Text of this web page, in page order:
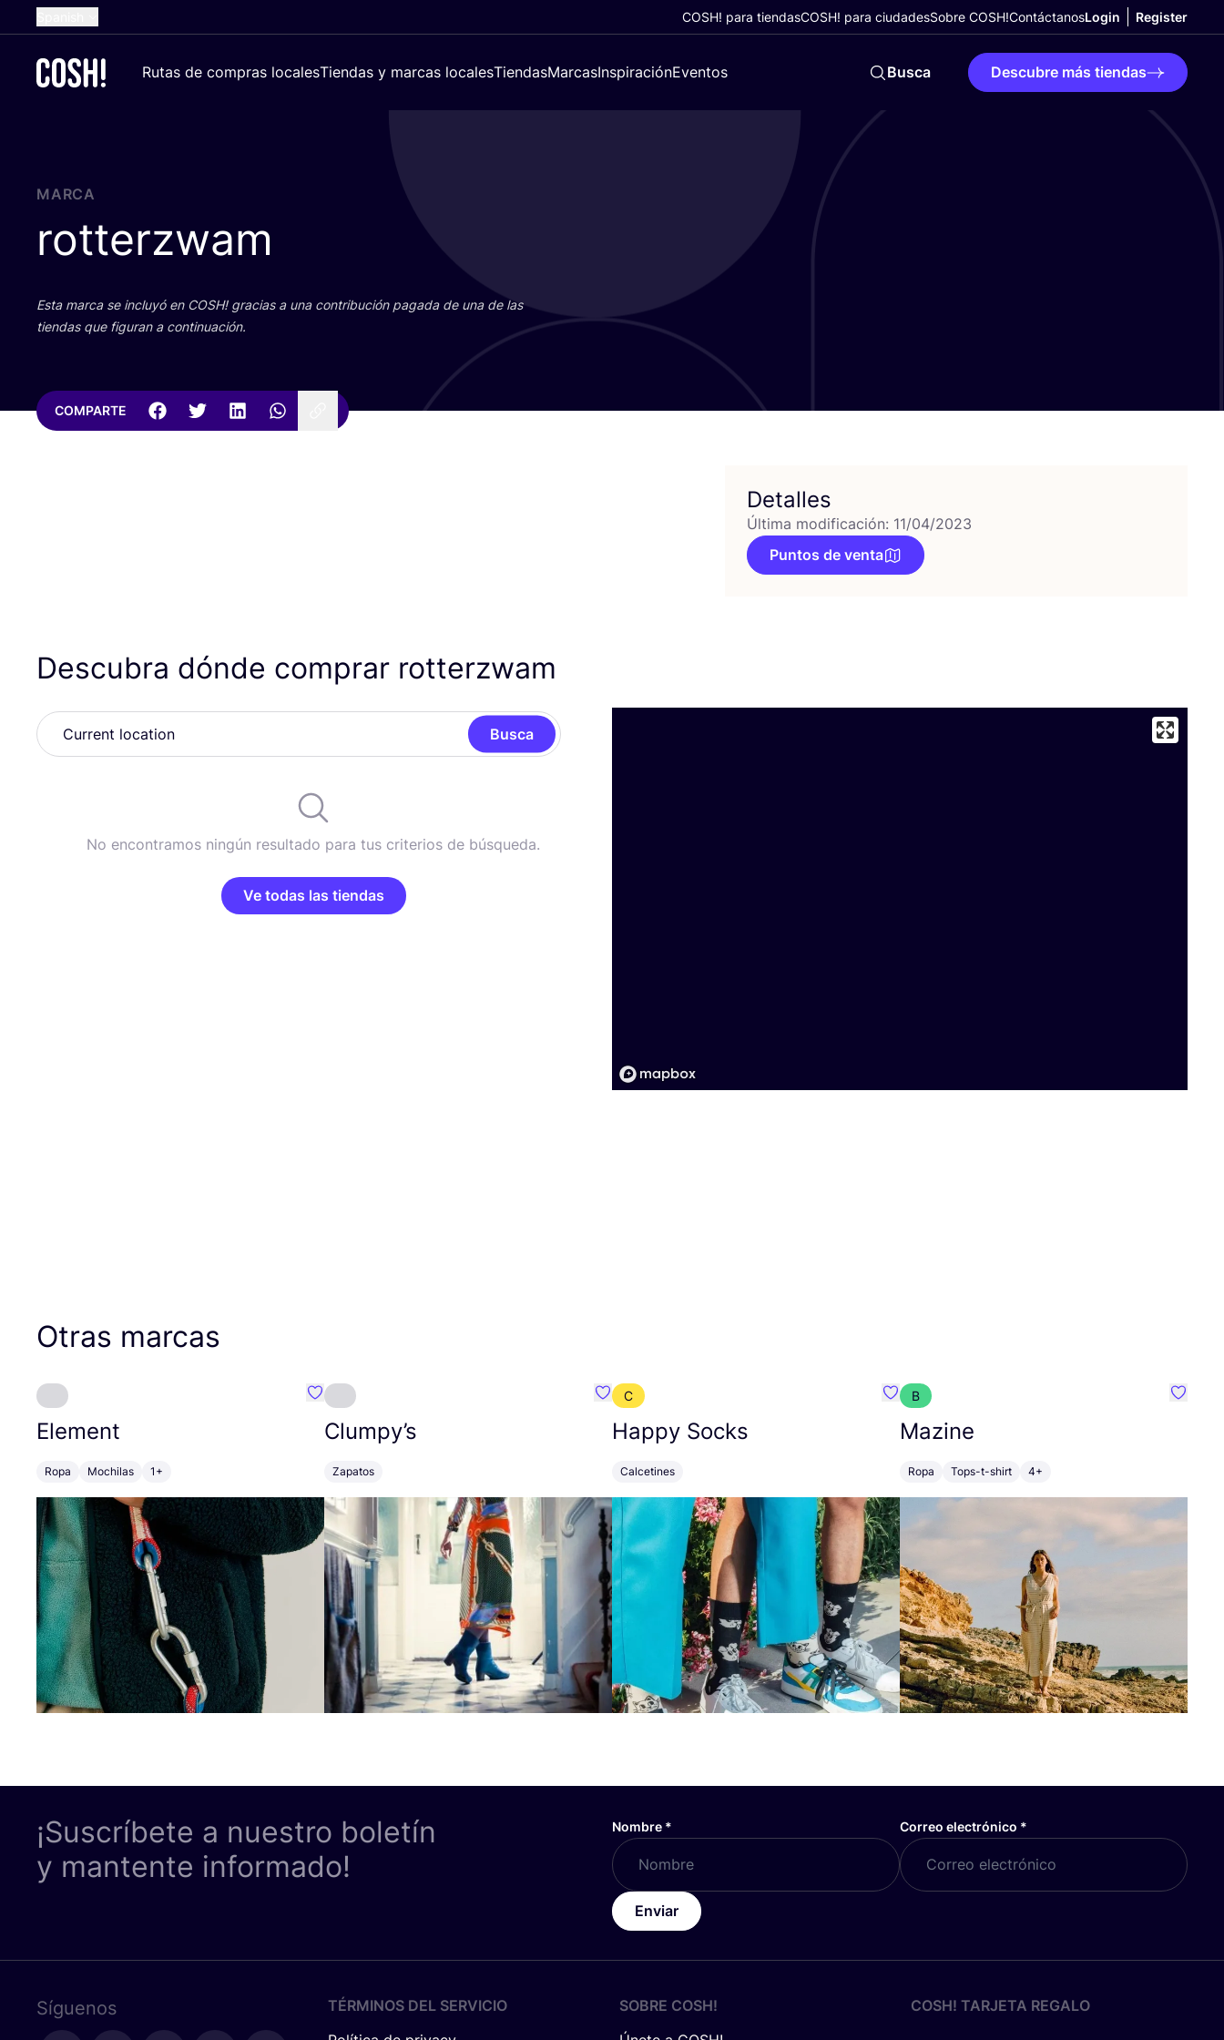
Dutch
Croatian
COSH! para tiendasCOSH! para ciudadesSobre COSH!ContáctanosLogin Register
Rutas de compras localesTiendas y marcas localesTiendasMarcasInspiraciónEventos Busca Descubre más tiendas
MARCA
rotterzwam
Esta mar­ca se inclu­yó en COSH! gra­cias a una con­tri­bu­ción paga­da de una de las
tien­das que figu­ran a continuación.
COMPARTE
Detalles
Última modificación: 11/04/2023
Puntos de venta
Descubra dónde comprar rotterzwam
Busca
No encontramos ningún resultado para tus criterios de búsqueda.
Ve todas las tiendas
Otras marcas
Element
Ropa Mochilas 1+
Favoritos {nombre}
Clumpy’s
Zapatos
Favoritos {nombre}
C
Happy Socks
Calcetines
Favoritos {nombre}
B
Mazine
Ropa Tops-t-shirt 4+
¡Suscríbete a nuestro boletín
y mantente informado!
Nombre * Correo electrónico *
Enviar
Síguenos
TÉRMINOS DEL SERVICIO
SOBRE COSH!
COSH! TARJETA REGALO